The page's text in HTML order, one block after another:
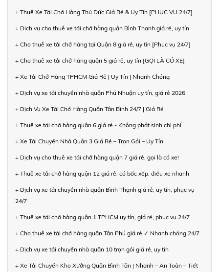
+ Thuê Xe Tải Chở Hàng Thủ Đức Giá Rẻ & Uy Tín [PHỤC VỤ 24/7]
+ Dịch vụ cho thuê xe tải chở hàng quận Bình Thạnh giá rẻ, uy tín
+ Cho thuê xe tải chở hàng tại Quận 8 giá rẻ, uy tín [Phục vụ 24/7]
+ Cho thuê xe tải chở hàng quận 5 giá rẻ, uy tín [GỌI LÀ CÓ XE]
+ Xe Tải Chở Hàng TPHCM Giá Rẻ | Uy Tín | Nhanh Chóng
+ Dịch vụ xe tải chuyển nhà quận Phú Nhuận uy tín, giá rẻ 2026
+ Dịch Vụ Xe Tải Chở Hàng Quận Tân Bình 24/7 | Giá Rẻ
+ Thuê xe tải chở hàng quận 6 giá rẻ - Không phát sinh chi phí
+ Xe Tải Chuyển Nhà Quận 3 Giá Rẻ – Trọn Gói – Uy Tín
+ Dịch vụ cho thuê xe tải chở hàng quận 7 giá rẻ, gọi là có xe!
+ Thuê xe tải chở hàng quận 12 giá rẻ, có bốc xếp, điều xe nhanh
+ Dịch vụ xe tải chuyển nhà quận Bình Thạnh giá rẻ, uy tín, phục vụ
24/7
+ Thuê xe tải chở hàng quận 1 TPHCM uy tín, giá rẻ, phục vụ 24/7
+ Cho thuê xe tải chở hàng quận Tân Phú giá rẻ ✓ Nhanh chóng 24/7
+ Dịch vụ xe tải chuyển nhà quận 10 trọn gói giá rẻ, uy tín
+ Xe Tải Chuyển Kho Xưởng Quận Bình Tân | Nhanh – An Toàn – Tiết